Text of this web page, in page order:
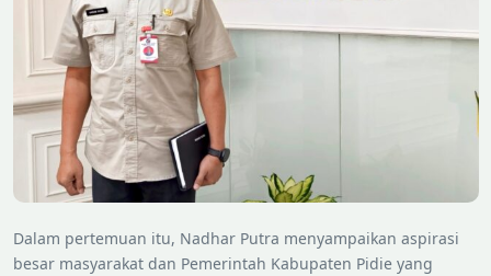
Dalam pertemuan itu, Nadhar Putra menyampaikan aspirasi
besar masyarakat dan Pemerintah Kabupaten Pidie yang